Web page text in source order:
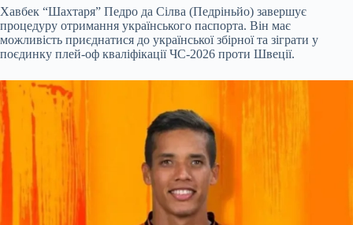
Хавбек “Шахтаря” Педро да Сілва (Педріньйо) завершує
процедуру отримання українського паспорта. Він має
можливість приєднатися до української збірної та зіграти у
поєдинку плей-оф кваліфікації ЧС-2026 проти Швеції.